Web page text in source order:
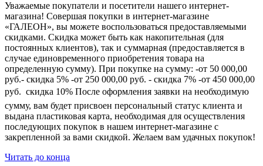
Уважаемые покупатели и посетители нашего интернет-
магазина! Совершая покупки в интернет-магазине
«ГАЛЕОН», вы можете воспользоваться предоставляемыми
скидками. Скидка может быть как накопительная (для
постоянных клиентов), так и суммарная (предоставляется в
случае единовременного приобретения товара на
определенную сумму). При покупке на сумму: -от 50 000,00
руб.- скидка 5% -от 250 000,00 руб. - скидка 7% -от 450 000,00
руб.  скидка 10% После оформления заявки на необходимую
сумму, вам будет присвоен персональный статус клиента и
выдана пластиковая карта, необходимая для осуществления
последующих покупок в нашем интернет-магазине с
закрепленной за вами скидкой. Желаем вам удачных покупок!
Читать до конца